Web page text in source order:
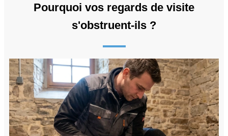
Pourquoi vos regards de visite
s'obstruent-ils ?